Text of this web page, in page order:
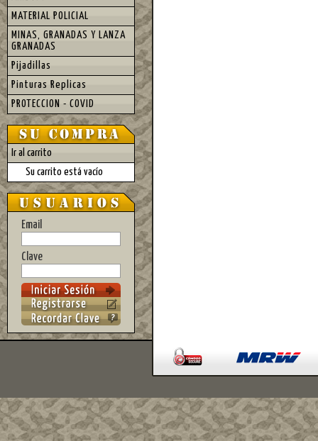
MATERIAL POLICIAL
MINAS, GRANADAS Y LANZA
GRANADAS
Pijadillas
Pinturas Replicas
PROTECCION - COVID
Ir al carrito
Su carrito está vacío
Email
Clave